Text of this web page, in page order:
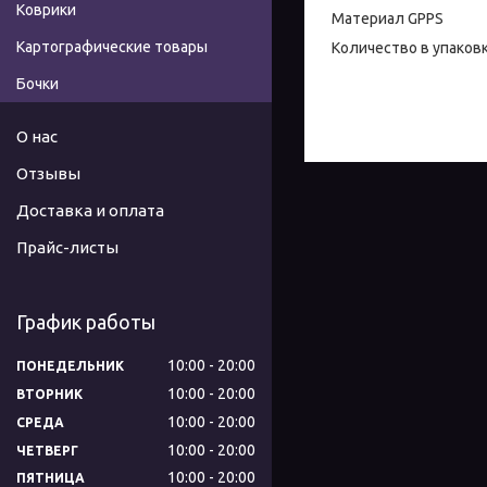
Материал GPPS
Количество в
Коврики
Картографические товары
Бочки
О нас
Отзывы
Доставка и оплата
Прайс-листы
График работы
ПОНЕДЕЛЬНИК 10:00 20:00
ВТОРНИК 10:00 20:00
СРЕДА 10:00 20:00
ЧЕТВЕРГ 10:00 20:00
ПЯТНИЦА 10:00 20:00